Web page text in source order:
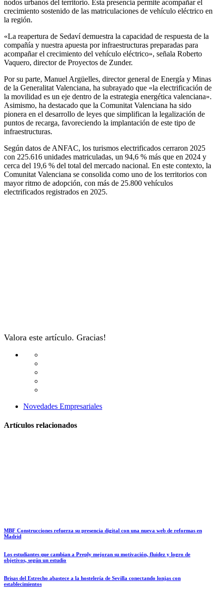
nodos urbanos del territorio. Esta presencia permite acompañar el
crecimiento sostenido de las matriculaciones de vehículo eléctrico en
la región.
«La reapertura de Sedaví demuestra la capacidad de respuesta de la
compañía y nuestra apuesta por infraestructuras preparadas para
acompañar el crecimiento del vehículo eléctrico», señala Roberto
Vaquero, director de Proyectos de Zunder.
Por su parte, Manuel Argüelles, director general de Energía y Minas
de la Generalitat Valenciana, ha subrayado que «la electrificación de
la movilidad es un eje dentro de la estrategia energética valenciana».
Asimismo, ha destacado que la Comunitat Valenciana ha sido
pionera en el desarrollo de leyes que simplifican la legalización de
puntos de recarga, favoreciendo la implantación de este tipo de
infraestructuras.
Según datos de ANFAC, los turismos electrificados cerraron 2025
con 225.616 unidades matriculadas, un 94,6 % más que en 2024 y
cerca del 19,6 % del total del mercado nacional. En este contexto, la
Comunitat Valenciana se consolida como uno de los territorios con
mayor ritmo de adopción, con más de 25.800 vehículos
electrificados registrados en 2025.
Valora este artículo. Gracias!
Novedades Empresariales
Artículos relacionados
MBF Construcciones refuerza su presencia digital con una nueva web de reformas en
Madrid
Los estudiantes que cambian a Preply mejoran su motivación, fluidez y logro de
objetivos, según un estudio
Brisas del Estrecho abastece a la hostelería de Sevilla conectando lonjas con
establecimientos